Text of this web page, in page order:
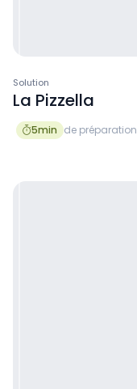
Solution
La Pizzella
5min de préparation